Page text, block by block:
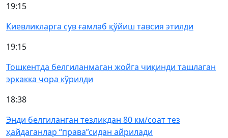
19:15
Киевликларга сув ғамлаб қўйиш тавсия этилди
19:15
Тошкентда белгиланмаган жойга чиқинди ташлаган
эркакка чора кўрилди
18:38
Энди белгиланган тезликдан 80 км/соат тез
ҳайдаганлар “права”сидан айрилади